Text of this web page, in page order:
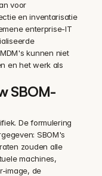
voor
en inventarisatie
enterprise-IT
kunnen niet
en het werk als
SBOM-
De formulering
SBOM's
zouden alle
machines,
image, de